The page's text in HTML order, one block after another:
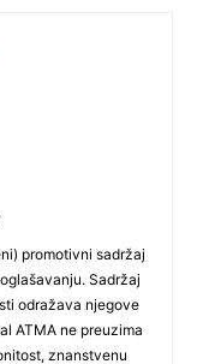
promotivni sadržaj
Sadržaj
odražava njegove
ATMA ne preuzima
znanstvenu